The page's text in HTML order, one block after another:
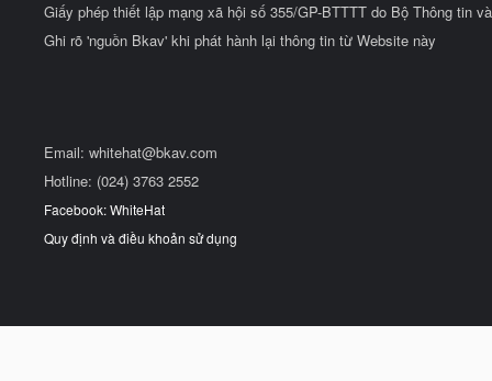
Giấy phép thiết lập mạng xã hội số 355/GP-BTTTT do Bộ Thông tin
Ghi rõ 'nguồn Bkav' khi phát hành lại thông tin từ Website này
Email: whitehat@bkav.com
Hotline: (024) 3763 2552
Facebook: WhiteHat
Quy định và điều khoản sử dụng